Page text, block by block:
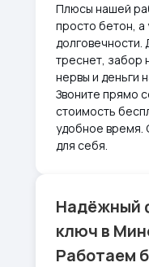
Плюсы нашей
просто бетон, а
долговечности.
треснет, забор
нервы и деньги
Звоните прямо
стоимость
удобное время.
для себя.
Надёжный
ключ в
Работаем